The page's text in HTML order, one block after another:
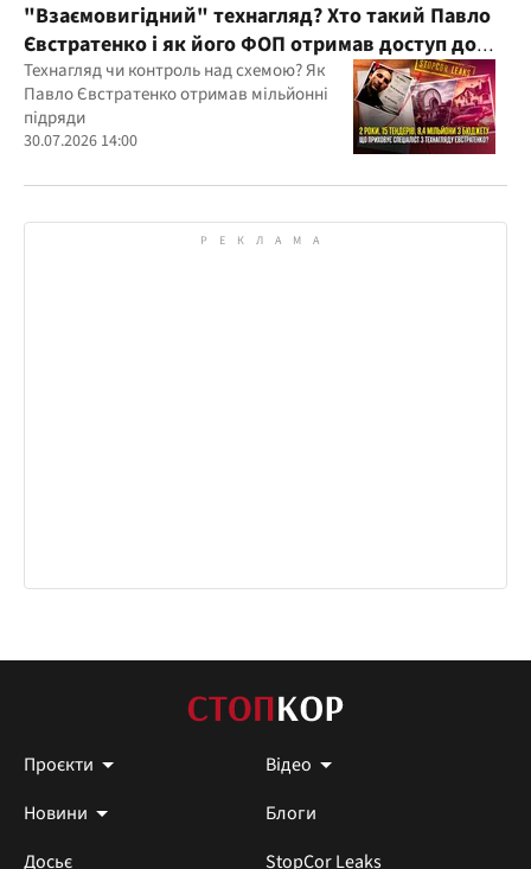
"Взаємовигідний" технагляд? Хто такий Павло
Євстратенко і як його ФОП отримав доступ до
бюджетних мільйонів?
Технагляд чи контроль над схемою? Як
Павло Євстратенко отримав мільйонні
підряди
30.07.2026 14:00
Проєкти
Відео
Новини
Блоги
Досьє
StopCor Leaks